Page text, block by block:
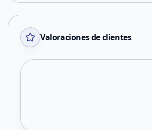
Valoraciones de clientes